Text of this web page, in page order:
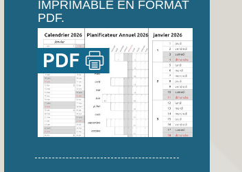
IMPRIMABLE EN FORMAT
PDF.